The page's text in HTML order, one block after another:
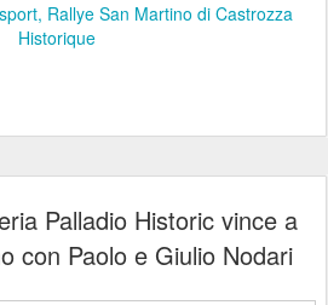
Rallye San Martino di Castrozza
Historique
Palladio Historic vince a
con Paolo e Giulio Nodari